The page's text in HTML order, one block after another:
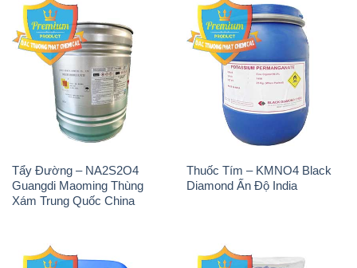
Tẩy Đường – NA2S2O4
Guangdi Maoming Thùng
Xám Trung Quốc China
Thuốc Tím – KMNO4 Black
Diamond Ấn Độ India